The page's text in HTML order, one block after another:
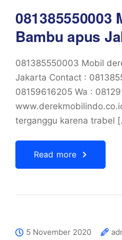
081385550003
Bambu apus
081385550003 Mobil
Jakarta Contact :
08159616205 Wa :
terganggu karena trabel
Read more
5 November 2020